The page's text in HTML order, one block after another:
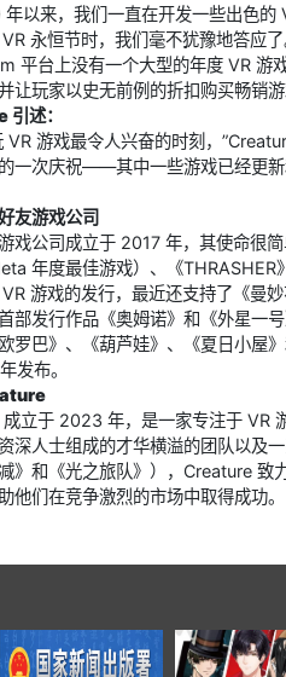
以来，我们一直在开发一些出色
永恒节时，我们毫不犹豫地答应
平台上没有一个大型的年度 VR 游
让玩家以史无前例的折扣购买畅销
述：
VR 游戏最令人兴奋的时刻，
一次庆祝——其中一些游戏已经更
友游戏公司
戏公司成立于 2017 年，其使命很
年度最佳游戏）、《
游戏的发行，最近还支持了《曼
部发行作品《奥姆诺》和《外星一
罗巴》、《葫芦娃》、《夏日小屋
发布。
立于 2023 年，是一家专注于 VR
深人士组成的才华横溢的团队以及
减》和《光之旅队》），Creature
他们在竞争激烈的市场中取得成功。